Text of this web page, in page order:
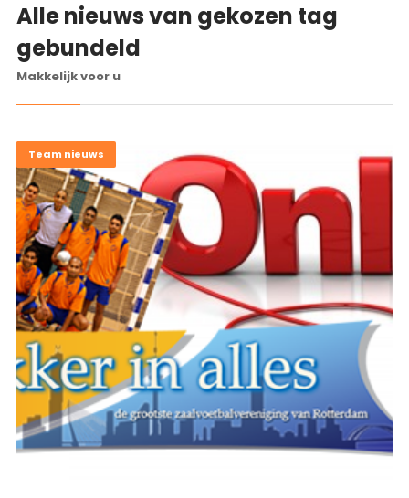
Alle nieuws van gekozen tag
gebundeld
Makkelijk voor u
Nieuws
Team nieuws